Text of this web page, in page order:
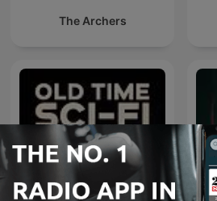
The Archers